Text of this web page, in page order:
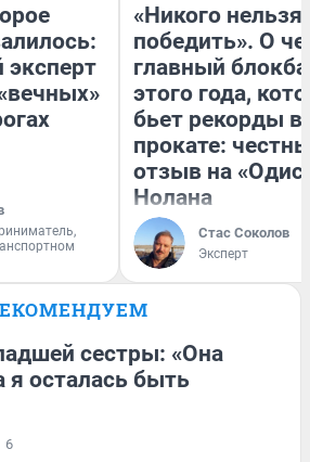
эксперт
«Никого нельзя
победить». О
главный
этого года,
бьет рекорды в
прокате:
отзыв на
Нолана
Стас Соколов
Эксперт
сестры: «Она
я осталась быть
6